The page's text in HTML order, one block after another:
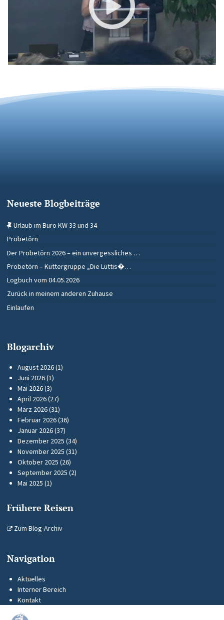
Neueste Blogbeiträge
Urlaub im Büro KW 33 und 34
Probetörn
Der Probetörn 2026 – ein unvergessliches …
Probetörn – Kuttergruppe „Die Lüttis�…
Logbuch vom 04.05.2026
Zurück in meinem anderen Zuhause
Einlaufen
Blogarchiv
August 2026(1)
Juni 2026(1)
Mai 2026(3)
April 2026(27)
März 2026(31)
Februar 2026(36)
Januar 2026(37)
Dezember 2025 (34)
November 2025 (31)
Oktober 2025 (26)
September 2025 (2)
Mai 2025 (1)
Frühere Reisen
Zum Blog-Archiv
Navigation
Aktuelles
Interner Bereich
Kontakt
KUS-Flyer